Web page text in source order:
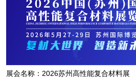
展会名称：2026苏州高性能复合材料展